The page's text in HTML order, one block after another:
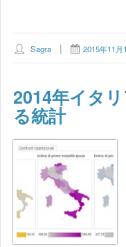
Sagra 2015年11月
2014年イタ
る統計